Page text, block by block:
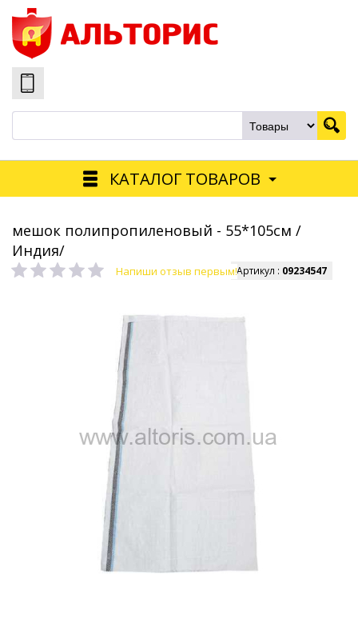
КАТАЛОГ ТОВАРОВ
мешок полипропиленовый - 55*105см /
Индия/
Напиши отзыв первым!Артикул : 09234547